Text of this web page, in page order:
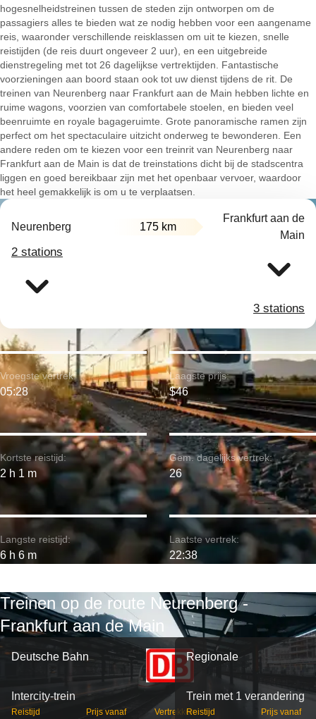
hogesnelheidstreinen tussen de steden zijn ontworpen om de
passagiers alles te bieden wat ze nodig hebben voor een aangename
reis, waaronder verschillende reisklassen om uit te kiezen, snelle
reistijden (de reis duurt ongeveer 2 uur), en een uitgebreide
dienstregeling met tot 26 dagelijkse vertrektijden. Fantastische
voorzieningen aan boord staan ook tot uw dienst tijdens de rit. De
treinen van Neurenberg naar Frankfurt aan de Main hebben lichte en
ruime wagons, voorzien van comfortabele stoelen, en bieden veel
beenruimte en royale bagageruimte. Grote panoramische ramen zijn
perfect om het spectaculaire uitzicht onderweg te bewonderen. Een
andere reden om te kiezen voor een treinrit van Neurenberg naar
Frankfurt aan de Main is dat de treinstations dicht bij de stadscentra
liggen en goed bereikbaar zijn met het openbaar vervoer, waardoor
het heel gemakkelijk is om u te verplaatsen.
Neurenberg 175 km
Frankfurt aan de
Main
2 stations
3 stations
Kortste reistijd:
2 h 1 m
Vroegste vertrek:
05:28
Langste reistijd:
6 h 6 m
Laagste prijs:
$46
Gem. dagelijks vertrek:
26
Laatste vertrek:
22:38
Treinen op de route Neurenberg -
Frankfurt aan de Main
Deutsche Bahn
Intercity-trein
Reistijd Prijs vanaf Vertrekken
Regionale
Trein met 1 verandering
Reistijd Prijs vanaf